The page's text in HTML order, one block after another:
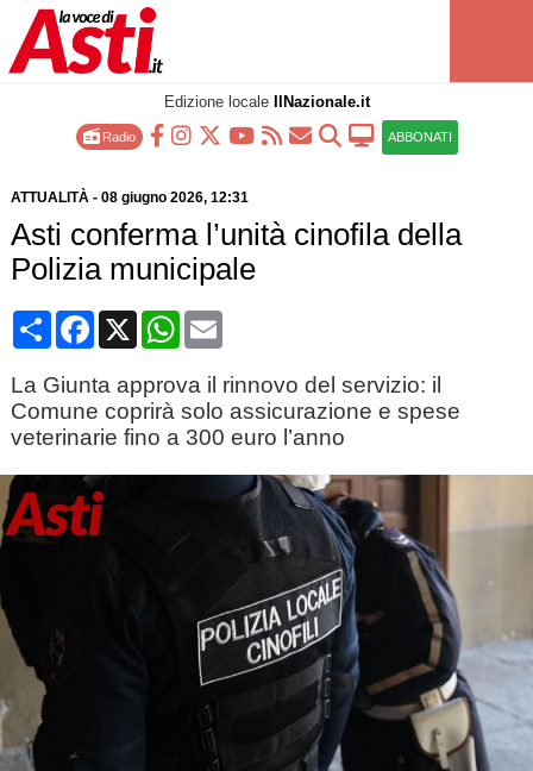
Edizione locale IlNazionale.it
Radio ABBONATI
ATTUALITÀ- 08 giugno 2026, 12:31
Asti conferma l’unità cinofila della
Polizia municipale
CondividiFacebook
X WhatsApp
Email
La Giunta approva il rinnovo del servizio: il
Comune coprirà solo assicurazione e spese
veterinarie fino a 300 euro l’anno